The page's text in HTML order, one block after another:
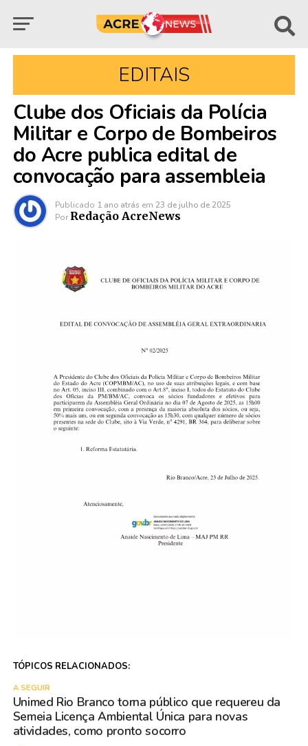
EDITAIS
Clube dos Oficiais da Polícia
Militar e Corpo de Bombeiros
do Acre publica edital de
convocação para assembleia
Publicado 1 ano atrás em 23 de julho de 2025
Por Redação AcreNews
TÓPICOS RELACIONADOS:
A SEGUIR
Unimed Rio Branco torna público que requereu da
Semeia Licença Ambiental Única para novas
atividades, como pronto socorro